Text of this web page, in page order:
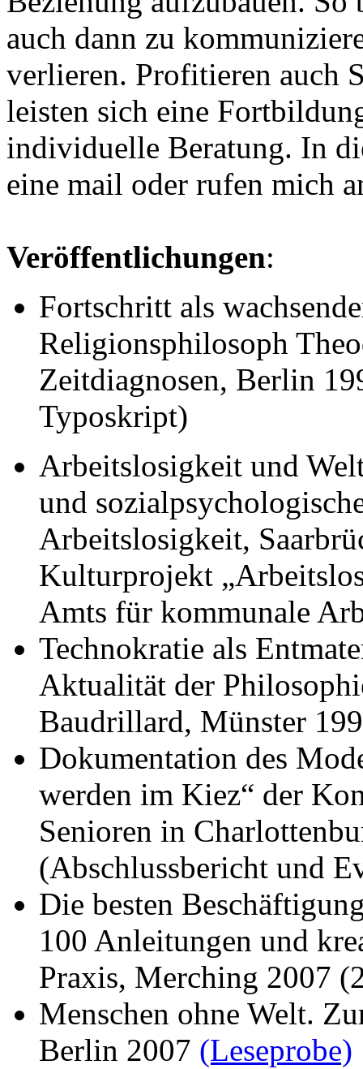
auch dann zu
verlieren. Profitieren auch
leisten sich eine
individuelle Beratung. In
eine mail oder rufen mich
Veröffentlichungen:
Fortschritt als
Religionsphilosoph
Zeitdiagnosen, Berlin
Typoskript)
Arbeitslosigkeit und
und
Arbeitslosigkeit,
Kulturprojekt
Amts für kommunale
Technokratie als
Aktualität der
Baudrillard, Münster
Dokumentation des
werden im Kiez“ der
Senioren in
(Abschlussbericht und
Die besten
100 Anleitungen und
Praxis, Merching 2007
Menschen ohne Welt.
Berlin 2007 (Leseprobe)